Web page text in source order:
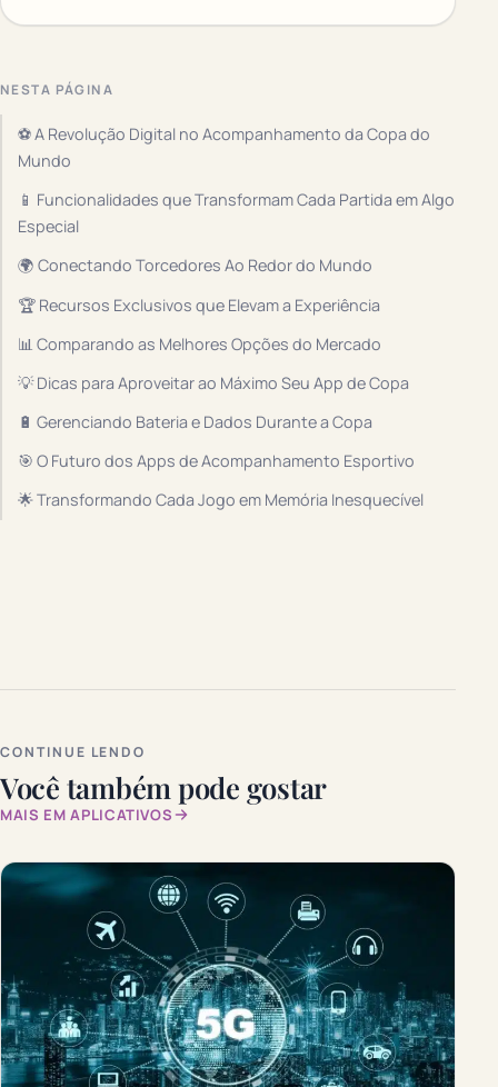
NESTA PÁGINA
⚽ A Revolução Digital no Acompanhamento da Copa do
Mundo
📱 Funcionalidades que Transformam Cada Partida em Algo
Especial
🌍 Conectando Torcedores Ao Redor do Mundo
🏆 Recursos Exclusivos que Elevam a Experiência
📊 Comparando as Melhores Opções do Mercado
💡 Dicas para Aproveitar ao Máximo Seu App de Copa
🔋 Gerenciando Bateria e Dados Durante a Copa
🎯 O Futuro dos Apps de Acompanhamento Esportivo
🌟 Transformando Cada Jogo em Memória Inesquecível
CONTINUE LENDO
Você também pode gostar
MAIS EM APLICATIVOS